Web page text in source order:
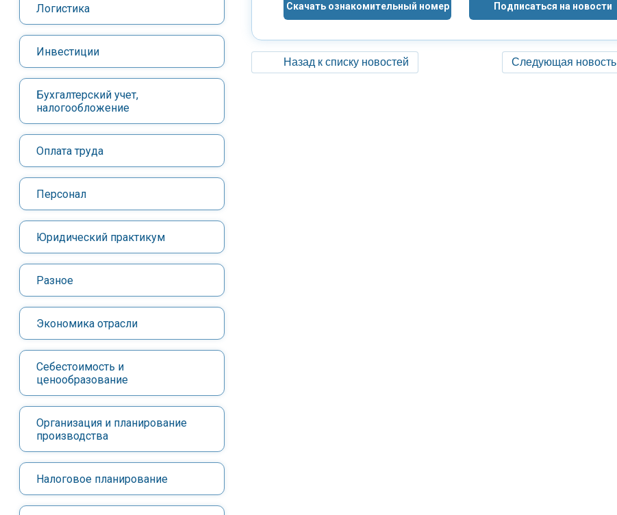
Логистика
Инвестиции
Бухгалтерский учет,
налогообложение
Оплата труда
Персонал
Юридический практикум
Разное
Экономика отрасли
Себестоимость и
ценообразование
Организация и планирование
производства
Налоговое планирование
Скачать ознакомительный номер Подписаться на новости
Назад к списку новостей Следующая новость